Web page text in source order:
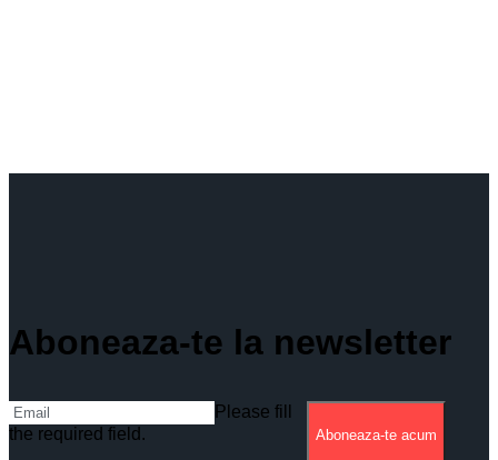
Aboneaza-te la newsletter
Please fill
the required field.
Aboneaza-te acum